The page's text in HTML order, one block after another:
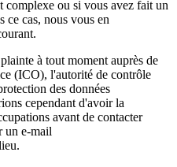
complexe ou si vous avez fait un
ce cas, nous vous en
à tout moment auprès de
(ICO), l'autorité de contrôle
des données
cependant d'avoir la
avant de contacter
un e-mail